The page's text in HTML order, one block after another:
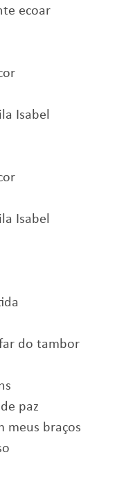
ecoar
Isabel
Isabel
do tambor
paz
meus braços